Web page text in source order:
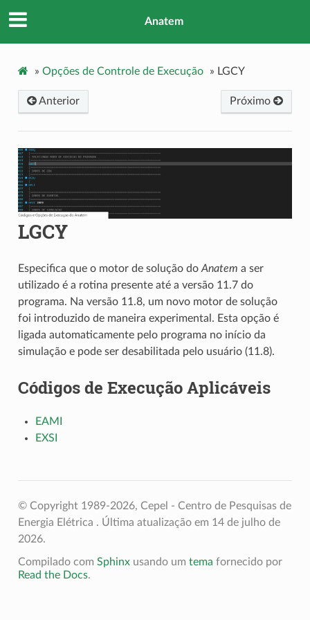
Anatem
» Opções de Controle de Execução » LGCY
Próximo
Anterior
LGCY
Especifica que o motor de solução doAnatem a ser
utilizado é a rotina presente até a versão 11.7 do
programa. Na versão 11.8, um novo motor de solução
foi introduzido de maneira experimental. Esta opção é
ligada automaticamente pelo programa no início da
simulação e pode ser desabilitada pelo usuário (11.8).
Códigos de Execução Aplicáveis
EAMI
EXSI
© Copyright 1989-2026, Cepel - Centro de Pesquisas de
Energia Elétrica . Última atualização em 14 de julho de
2026.
Compilado com Sphinxusando um tema fornecido por
Read the Docs.